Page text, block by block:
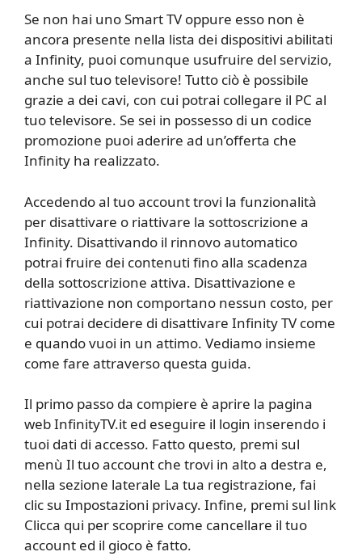
Se non hai uno Smart TV oppure esso non è
ancora presente nella lista dei dispositivi abilitati
a Infinity, puoi comunque usufruire del servizio,
anche sul tuo televisore! Tutto ciò è possibile
grazie a dei cavi, con cui potrai collegare il PC al
tuo televisore. Se sei in possesso di un codice
promozione puoi aderire ad un’offerta che
Infinity ha realizzato.
Accedendo al tuo account trovi la funzionalità
per disattivare o riattivare la sottoscrizione a
Infinity. Disattivando il rinnovo automatico
potrai fruire dei contenuti fino alla scadenza
della sottoscrizione attiva. Disattivazione e
riattivazione non comportano nessun costo, per
cui potrai decidere di disattivare Infinity TV come
e quando vuoi in un attimo. Vediamo insieme
come fare attraverso questa guida.
Il primo passo da compiere è aprire la pagina
web InfinityTV.it ed eseguire il login inserendo i
tuoi dati di accesso. Fatto questo, premi sul
menù Il tuo account che trovi in alto a destra e,
nella sezione laterale La tua registrazione, fai
clic su Impostazioni privacy. Infine, premi sul link
Clicca qui per scoprire come cancellare il tuo
account ed il gioco è fatto.